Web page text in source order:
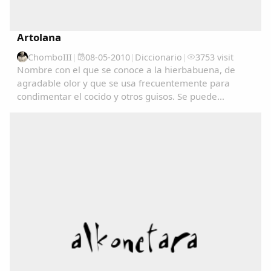
Artolana
ChomboIII | 08-05-2010| Diccionario | 3753 visit
Nombre con el que se conoce a la hierbabuena, de
agradable olor y que se usa frecuentemente para
condimentar el cocido y otros guisos. Se puede